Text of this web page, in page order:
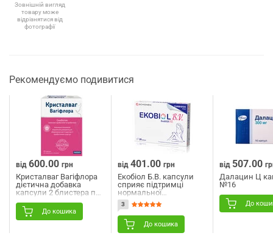
Зовнішній вигляд
товару може
відрізнятися від
фотографії
Рекомендуємо подивитися
від 600.00 грн
Кристалваг Вагіфлора
дієтична добавка
капсули 2 блистера по
До кошика
від 401.00 грн
Екобіол Б.В. капсули
сприяє підтримці
нормальної
мікрофлори кишечника
та піхви 2 блістера по
10 шт
3
До кошика
від 507.00
Далацин Ц
№16
До